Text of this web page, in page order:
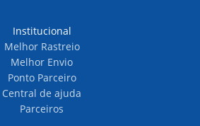
Institucional
Melhor Rastreio
Melhor Envio
Ponto Parceiro
Central de ajuda
Parceiros